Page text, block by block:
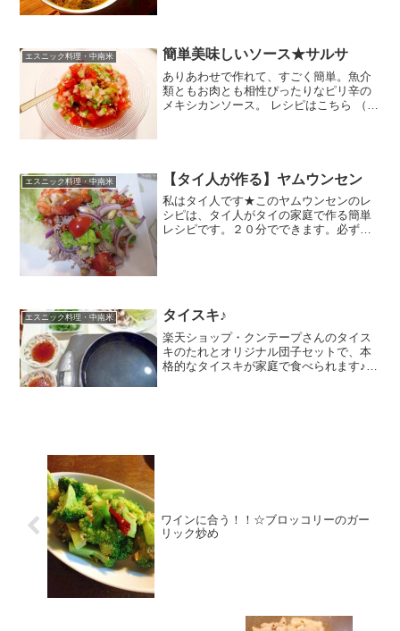
ねぎ（みじん切り...
エスニック料理・中南米 簡単美味しいソース★サルサ
ありあわせで作れて、すごく簡単。魚介
類ともお肉とも相性ぴったりなピリ辛の
メキシカンソース。 レシピはこちら （楽
エスニック料理・中南米 【タイ人が作る】ヤムウンセン
私はタイ人です★このヤムウンセンのレ
シピは、タイ人がタイの家庭で作る簡単
レシピです。２０分でできます。必ず必
エスニック料理・中南米 タイスキ♪
楽天ショップ・クンテープさんのタイス
キのたれとオリジナル団子セットで、本
格的なタイスキが家庭で食べられます♪タ
ワインに合う！！☆ブロッコリーのガー
リック炒め